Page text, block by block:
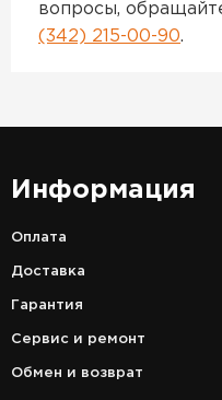
вопросы,
(342) 215-00-90.
Информация
Оплата
Доставка
Гарантия
Сервис и ремонт
Обмен и возврат